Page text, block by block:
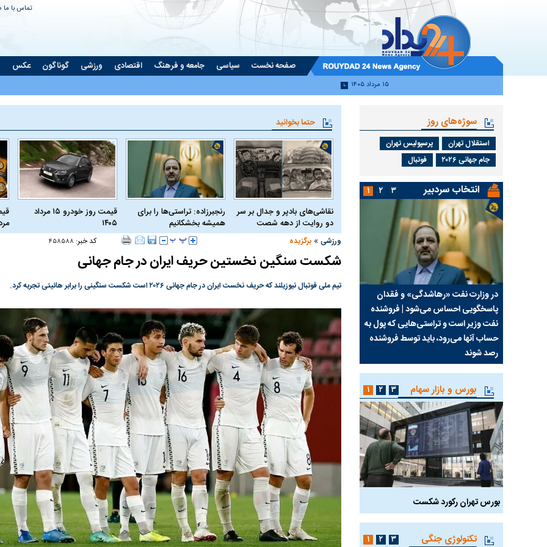
تماس با ما
صفحه نخست سیاسی جامعه و فرهنگ اقتصادی ورزشی گوناگون عکس
۱۵ مرداد ۱۴۰۵
حتما بخوانید
نقاشی‌های بادپر و جدال بر سر
دو روایت از دهه شصت
رنجبرزاده: تراستی‌ها را برای
همیشه بخشکانیم
قیمت روز خودرو ۱۵ مرداد
۱۴۰۵
ورزشی » برگزیده کد خبر: ۴۵۸۵۸۸
شکست سنگین نخستین حریف ایران در جام جهانی
تیم ملی فوتبال نیوزیلند که حریف نخست ایران در جام جهانی ۲۰۲۶ است شکست سنگینی را برابر هائیتی تجربه کرد.
سوژه‌های روز
استقلال تهران
پرسپولیس تهران
جام جهانی ۲۰۲۶
فوتبال
انتخاب سردبیر
در وزارت نفت «رهاشدگی» و فقدان
پاسخگویی احساس می‌شود | فروشنده
نفت وزیر است و تراستی‌هایی که پول به
حساب آنها می‌رود، باید توسط فروشنده
رصد شوند
چرا رویای آمریکایی سرنگونی رژیم و
نابودی محور مقاومت تعبیر نشد؟ | پشت
پرده تجارت پهپاد‌ ۱۵۰۰ دلاری که
واشنگتن را زمین زد
مطالعه رفتار هیستریک صدا و سیما علیه
کمپین نه به اعدام
در وزارت نفت
پاسخگویی
نفت وزیر است و
حساب آنها
رصد شوند
۱ ۲ ۳
بورس و بازار سهام
بورس تهران رکورد شکست سیگنال مثبت دیپلماسی به بورس پرواز ۱۰۰ هزار واحدی شاخص کل بورس بورس تهران
۱ ۲ ۳
تکنولوژی جنگی ۱ ۲ ۳